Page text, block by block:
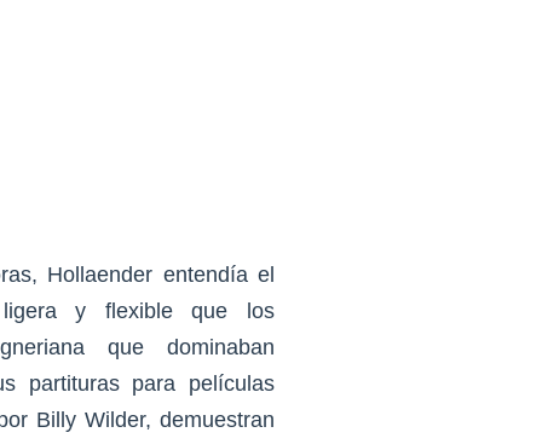
Hollaender entendía el
y flexible que los
que dominaban
partituras para películas
Billy Wilder, demuestran